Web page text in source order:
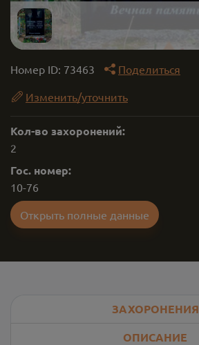
Номер ID: 73463
Поделиться
Изменить/уточнить
Кол-во захоронений:
2
Гос. номер:
10-76
Открыть полные данные
ЗАХОРОНЕНИЯ
ОПИСАНИЕ